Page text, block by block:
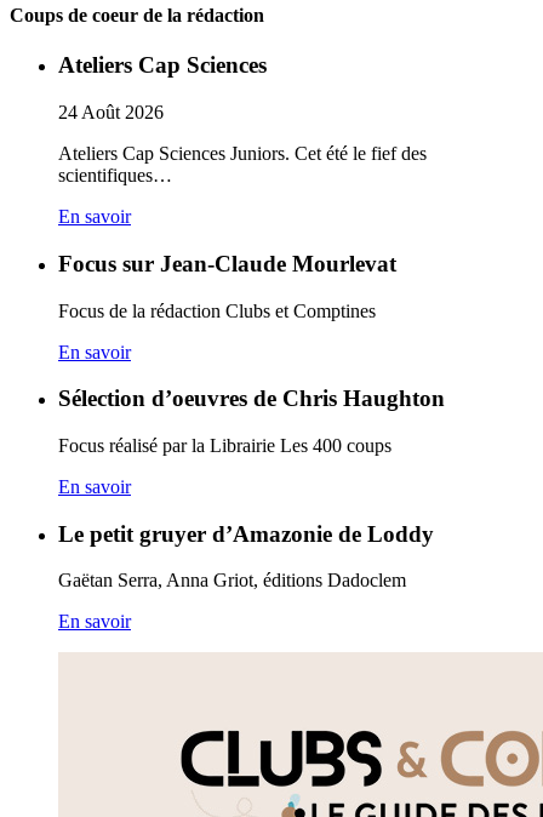
Coups de coeur de la rédaction
Ateliers Cap Sciences
24 Août 2026
Ateliers Cap Sciences Juniors. Cet été le fief des
scientifiques…
En savoir
Focus sur Jean-Claude Mourlevat
Focus de la rédaction Clubs et Comptines
En savoir
Sélection d’oeuvres de Chris Haughton
Focus réalisé par la Librairie Les 400 coups
En savoir
Le petit gruyer d’Amazonie de Loddy
Gaëtan Serra, Anna Griot, éditions Dadoclem
En savoir